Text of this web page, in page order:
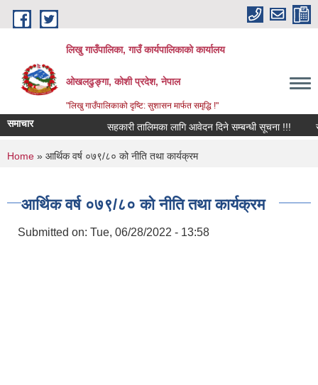
Skip to main content
लिखु गाउँपालिका, गाउँ कार्यपालिकाको कार्यालय
ओखलढुङ्गा, कोशी प्रदेश, नेपाल
"लिखु गाउँपालिकाको दृष्टि: सुशासन मार्फत समृद्धि !"
समाचार सहकारी तालिमका लागि आवेदन दिने सम्बन्धी सूचना !!!
You are here
Home » आर्थिक वर्ष ०७९/८० को नीति तथा कार्यक्रम
आर्थिक वर्ष ०७९/८० को नीति तथा कार्यक्रम
Submitted on: Tue, 06/28/2022 - 13:58